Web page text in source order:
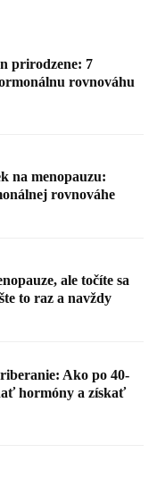
prirodzene: 7
rovnováhu
na menopauzu:
rovnováhe
ale točíte sa
to raz a navždy
Ako po 40-
hormóny a získať